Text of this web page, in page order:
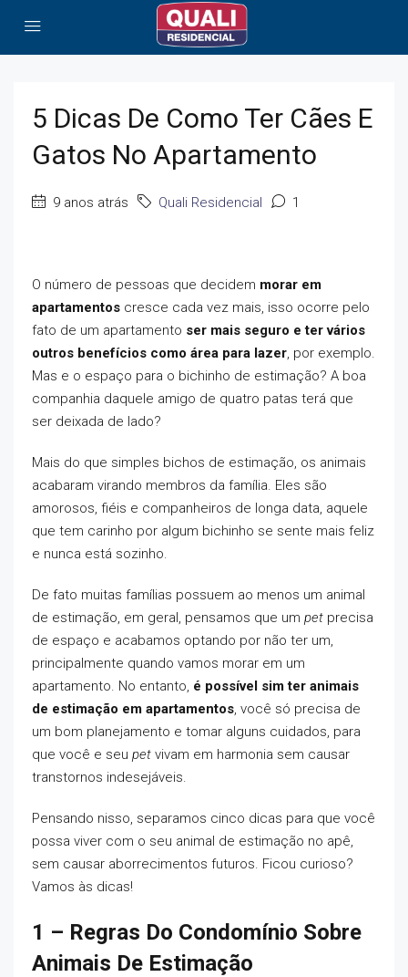
5 Dicas De Como Ter Cães E
Gatos No Apartamento
9 anos atrás Quali Residencial 1
O número de pessoas que decidem morar em
apartamentos cresce cada vez mais, isso ocorre pelo
fato de um apartamento ser mais seguro e ter vários
outros benefícios como área para lazer, por exemplo.
Mas e o espaço para o bichinho de estimação? A boa
companhia daquele amigo de quatro patas terá que
ser deixada de lado?
Mais do que simples bichos de estimação, os animais
acabaram virando membros da família. Eles são
amorosos, fiéis e companheiros de longa data, aquele
que tem carinho por algum bichinho se sente mais feliz
e nunca está sozinho.
De fato muitas famílias possuem ao menos um animal
de estimação, em geral, pensamos que um pet precisa
de espaço e acabamos optando por não ter um,
principalmente quando vamos morar em um
apartamento. No entanto, é possível sim ter animais
de estimação em apartamentos, você só precisa de
um bom planejamento e tomar alguns cuidados, para
que você e seu pet vivam em harmonia sem causar
transtornos indesejáveis.
Pensando nisso, separamos cinco dicas para que você
possa viver com o seu animal de estimação no apê,
sem causar aborrecimentos futuros. Ficou curioso?
Vamos às dicas!
1 – Regras Do Condomínio Sobre
Animais De Estimação